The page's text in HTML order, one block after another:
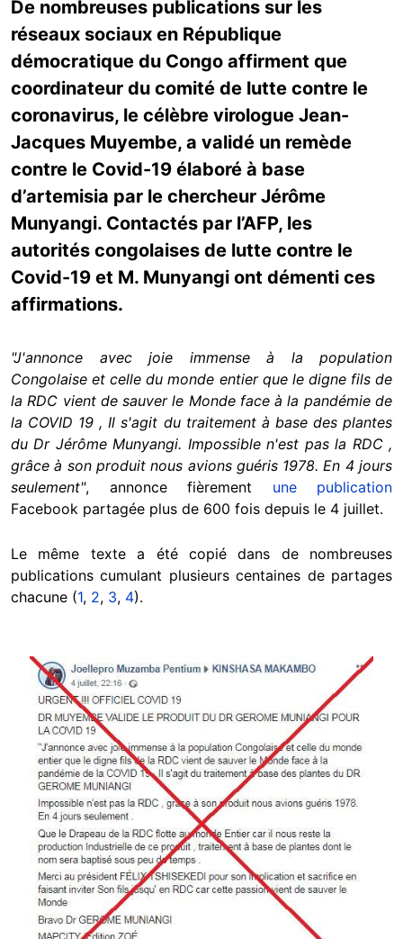
De nombreuses publications sur les
réseaux sociaux en République
démocratique du Congo affirment que
coordinateur du comité de lutte contre le
coronavirus, le célèbre virologue Jean-
Jacques Muyembe, a validé un remède
contre le Covid-19 élaboré à base
d’artemisia par le chercheur Jérôme
Munyangi. Contactés par l’AFP, les
autorités congolaises de lutte contre le
Covid-19 et M. Munyangi ont démenti ces
affirmations.
"J'annonce avec joie immense à la population
Congolaise et celle du monde entier que le digne fils de
la RDC vient de sauver le Monde face à la pandémie de
la COVID 19 , Il s'agit du traitement à base des plantes
du Dr Jérôme Munyangi. Impossible n'est pas la RDC ,
grâce à son produit nous avions guéris 1978. En 4 jours
seulement", annonce fièrement une publication
Facebook partagée plus de 600 fois depuis le 4 juillet.
Le même texte a été copié dans de nombreuses
publications cumulant plusieurs centaines de partages
chacune (1, 2, 3, 4).
Image